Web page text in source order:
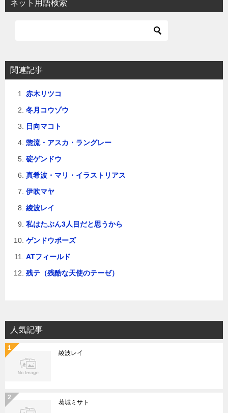
ネット用語検索
関連記事
赤木リツコ
冬月コウゾウ
日向マコト
惣流・アスカ・ラングレー
碇ゲンドウ
真希波・マリ・イラストリアス
伊吹マヤ
綾波レイ
私はたぶん3人目だと思うから
ゲンドウポーズ
ATフィールド
残テ（残酷な天使のテーゼ）
人気記事
綾波レイ
葛城ミサト